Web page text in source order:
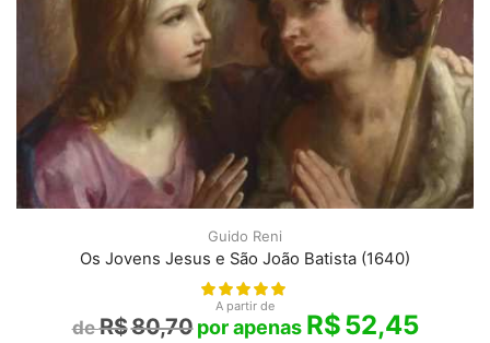
Guido Reni
Os Jovens Jesus e São João Batista (1640)
A partir de
R$80,70 R$52,45